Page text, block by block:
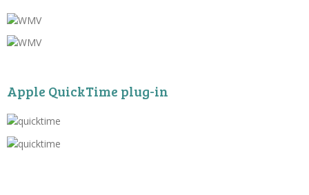
Apple QuickTime plug-in